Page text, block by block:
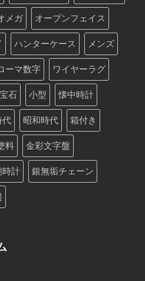
メガ オープンフェイス
ハンターケース メンズ
ーマ数字 ワイヤーラグ
宝石 小型 懐中時計
代 昭和時代 箱付き
料 金彩文字盤
時計 銀無垢チェーン